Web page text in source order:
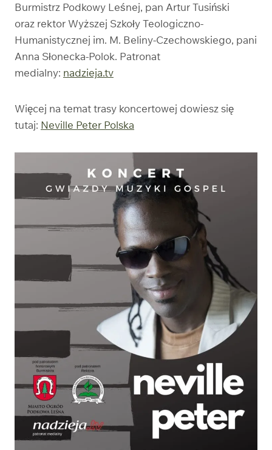
Burmistrz Podkowy Leśnej, pan Artur Tusiński
oraz rektor Wyższej Szkoły Teologiczno-
Humanistycznej im. M. Beliny-Czechowskiego, pani
Anna Słonecka-Polok. Patronat
medialny: nadzieja.tv
Więcej na temat trasy koncertowej dowiesz się
tutaj: Neville Peter Polska